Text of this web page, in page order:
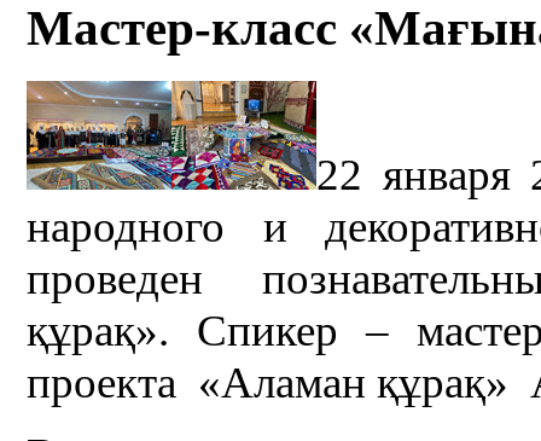
Мастер-класс
22 января
народного и
проведен
құрақ». Спикер –
проекта «Аламан құрақ»